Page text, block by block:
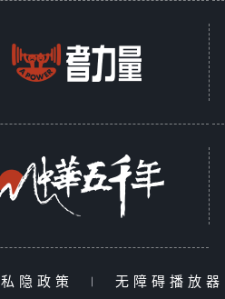
私隐政策 | 无障碍播放器